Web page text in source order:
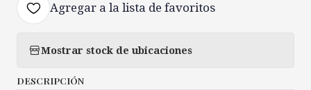
Agregar a la lista de favoritos
Mostrar stock de ubicaciones
DESCRIPCIÓN